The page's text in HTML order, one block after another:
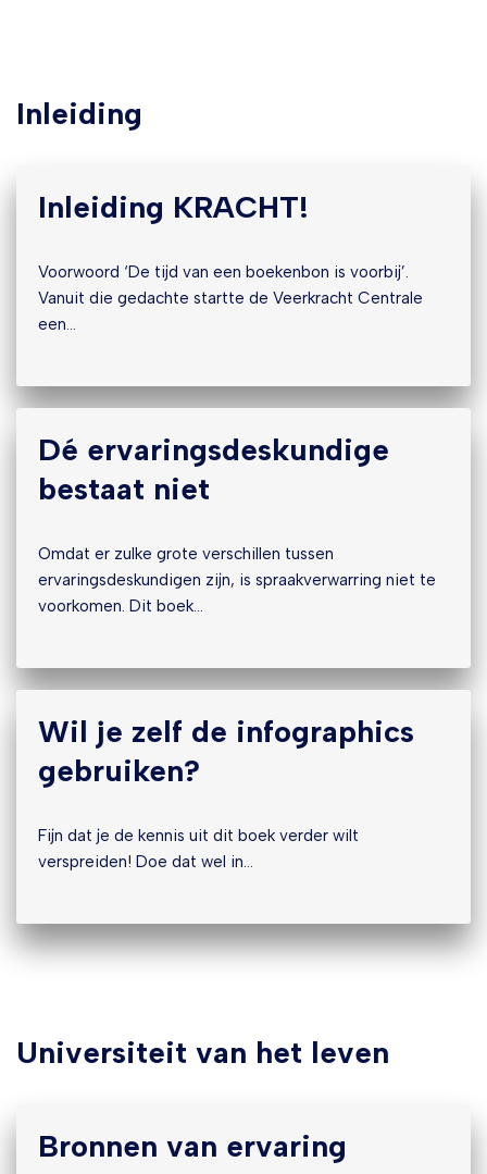
Inleiding
Inleiding KRACHT!
Voorwoord ‘De tijd van een boekenbon is voorbij’.
Vanuit die gedachte startte de Veerkracht Centrale
een…
Dé ervaringsdeskundige
bestaat niet
Omdat er zulke grote verschillen tussen
ervaringsdeskundigen zijn, is spraakverwarring niet te
voorkomen. Dit boek…
Wil je zelf de infographics
gebruiken?
Fijn dat je de kennis uit dit boek verder wilt
verspreiden! Doe dat wel in…
Universiteit van het leven
Bronnen van ervaring